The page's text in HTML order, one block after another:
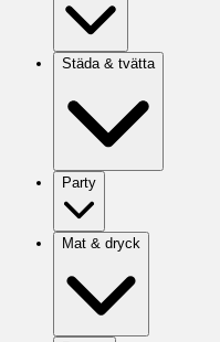
Städa & tvätta
Party
Mat & dryck